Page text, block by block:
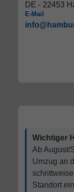
DE - 22453
E-Mail
Wichtiger
Ab August/
Umzug an
Standort